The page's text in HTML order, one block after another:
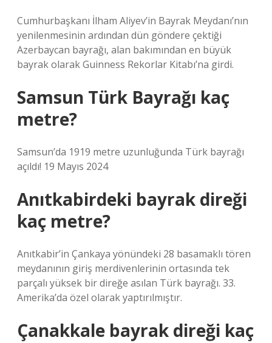
Cumhurbaşkanı İlham Aliyev’in Bayrak Meydanı’nın
yenilenmesinin ardından dün göndere çektiği
Azerbaycan bayrağı, alan bakımından en büyük
bayrak olarak Guinness Rekorlar Kitabı’na girdi.
Samsun Türk Bayrağı kaç
metre?
Samsun’da 1919 metre uzunluğunda Türk bayrağı
açıldı! 19 Mayıs 2024
Anıtkabirdeki bayrak direği
kaç metre?
Anıtkabir’in Çankaya yönündeki 28 basamaklı tören
meydanının giriş merdivenlerinin ortasında tek
parçalı yüksek bir direğe asılan Türk bayrağı. 33.
Amerika’da özel olarak yaptırılmıştır.
Çanakkale bayrak direği kaç